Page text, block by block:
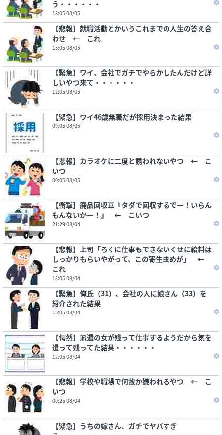
う・・・・・・
18:05 08/05
【悲報】就職活動とかいうこれまでの人生の答え合
わせ ← これ
15:05 08/05
【緊急】ワイ、会社でガチでやらかしたんだけど詳
しいやつ来て・・・・・・
12:05 08/05
【緊急】ワイ46歳無職だが採用決まった結果
09:05 08/05
【悲報】カラオケに二度と誘われないやつ ← こ
いつ
00:05 08/05
【衝撃】廃品回収車『タダで回収するでー！いらん
もんないかー！』 ← こいつ
21:29 08/04
【悲報】上司「ろくに仕事もできないくせに給料は
しっかりもらいやがって、この寄生虫めが」 ←
これ
18:05 08/04
【緊急】俺氏（31）、会社の人に娘さん（33）を
紹介された結果
15:05 08/04
【愕然】派遣の女が残って仕事するようだから気を
遣って残ってた結果・・・・・・
12:05 08/04
【悲報】学校や職場で何故か嫌われるやつ ← こ
いつ
00:26 08/04
【緊急】うちの嫁さん、ガチでヤバすぎ